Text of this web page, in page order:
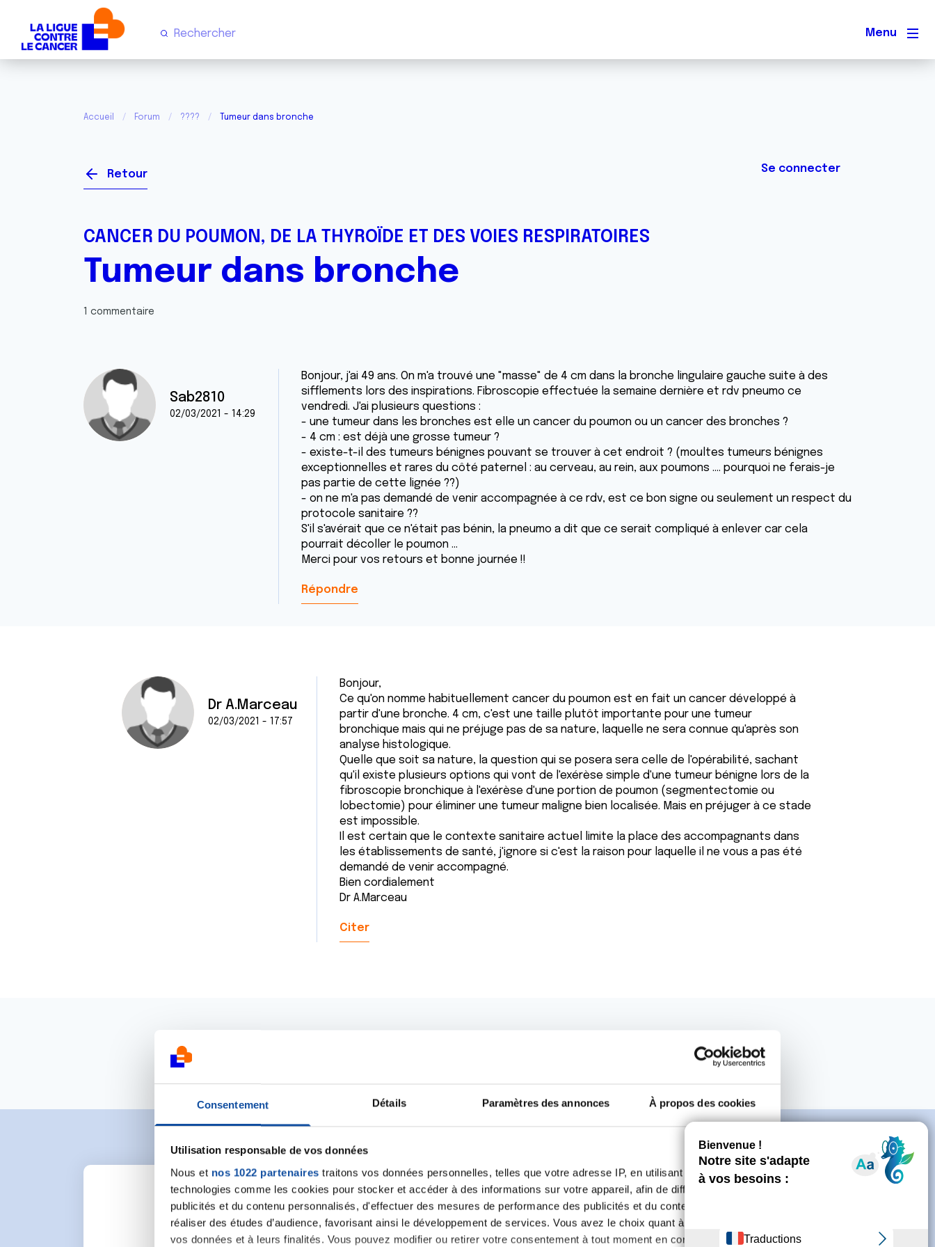
Consentement Détails Paramètres des annonces À propos des cookies
Utilisation responsable de vos données
Nous et nos 1022 partenaires traitons vos données personnelles, telles que votre adresse IP, en utilisant des
technologies comme les cookies pour stocker et accéder à des informations sur votre appareil, afin de diffuser des
publicités et du contenu personnalisés, d'effectuer des mesures de performance des publicités et du contenu, ainsi que de
réaliser des études d’audience, favorisant ainsi le développement de services. Vous avez le choix quant à l'utilisation de
vos données et à leurs finalités. Vous pouvez modifier ou retirer votre consentement à tout moment en consultant la
Menu
Accueil Forum ???? Tumeur dans bronche
Retour Se connecter
CANCER DU POUMON, DE LA THYROÏDE ET DES VOIES RESPIRATOIRES
Tumeur dans bronche
1 commentaire
Sab2810
02/03/2021 - 14:29
Bonjour, j'ai 49 ans. On m'a trouvé une "masse" de 4 cm dans la bronche lingulaire gauche suite à des
sifflements lors des inspirations. Fibroscopie effectuée la semaine dernière et rdv pneumo ce
vendredi. J'ai plusieurs questions :
- une tumeur dans les bronches est elle un cancer du poumon ou un cancer des bronches ?
- 4 cm : est déjà une grosse tumeur ?
- existe-t-il des tumeurs bénignes pouvant se trouver à cet endroit ? (moultes tumeurs bénignes
exceptionnelles et rares du côté paternel : au cerveau, au rein, aux poumons .... pourquoi ne ferais-je
pas partie de cette lignée ??)
- on ne m'a pas demandé de venir accompagnée à ce rdv, est ce bon signe ou seulement un respect du
protocole sanitaire ??
S'il s'avérait que ce n'était pas bénin, la pneumo a dit que ce serait compliqué à enlever car cela
pourrait décoller le poumon ...
Merci pour vos retours et bonne journée !!
Répondre
Dr A.Marceau
02/03/2021 - 17:57
Bonjour,
Ce qu'on nomme habituellement cancer du poumon est en fait un cancer développé à
partir d'une bronche. 4 cm, c'est une taille plutôt importante pour une tumeur
bronchique mais qui ne préjuge pas de sa nature, laquelle ne sera connue qu'après son
analyse histologique.
Quelle que soit sa nature, la question qui se posera sera celle de l'opérabilité, sachant
qu'il existe plusieurs options qui vont de l'exérèse simple d'une tumeur bénigne lors de la
fibroscopie bronchique à l'exérèse d'une portion de poumon (segmentectomie ou
lobectomie) pour éliminer une tumeur maligne bien localisée. Mais en préjuger à ce stade
est impossible.
Il est certain que le contexte sanitaire actuel limite la place des accompagnants dans
les établissements de santé, j'ignore si c'est la raison pour laquelle il ne vous a pas été
demandé de venir accompagné.
Bien cordialement
Dr A.Marceau
Citer
Ecrire un commentaire